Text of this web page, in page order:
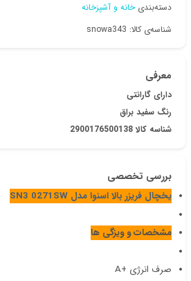
دسته‌بندی خانه و آشپزخانه
شناسه‌ی کالا: snowa343
معرفی
دارای گارانتی
رنگ سفید براق
شناسه کالا 2900176500138
بررسی تخصصی
یخچال فریزر بالا اسنوا مدل SN3 0271SW
مشخصات و ویزگی ها
صرف انرژی +A